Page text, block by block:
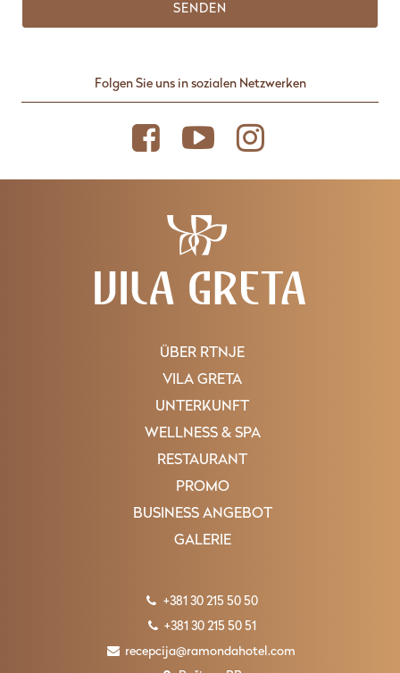
SENDEN
Folgen Sie uns in sozialen Netzwerken
ÜBER RTNJE
VILA GRETA
UNTERKUNFT
WELLNESS & SPA
RESTAURANT
PROMO
BUSINESS ANGEBOT
GALERIE
+381 30 215 50 50
+381 30 215 50 51
recepcija@ramondahotel.com